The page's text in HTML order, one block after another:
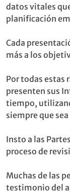
datos vitales
planificación
Cada
más a los
Por todas estas
presenten sus
tiempo,
siempre que
Insto a las
proceso de
Muchas de las
testimonio del